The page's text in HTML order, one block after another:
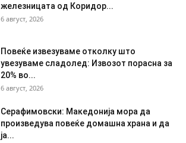
железницата од Коридор...
6 август, 2026
Повеќе извезуваме отколку што
увезуваме сладолед: Извозот порасна за
20% во...
6 август, 2026
Серафимовски: Македонија мора да
произведува повеќе домашна храна и да
ја...